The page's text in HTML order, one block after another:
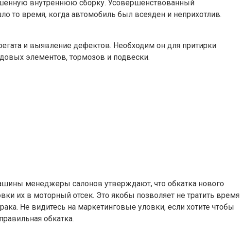
внутреннюю сборку. Усовершенствованный
то время, когда автомобиль был всеяден и неприхотлив.
и выявление дефектов. Необходим он для притирки
элементов, тормозов и подвески.
менеджеры салонов утверждают, что обкатка нового
их в моторный отсек. Это якобы позволяет не тратить время
Не видитесь на маркетинговые уловки, если хотите чтобы
обкатка.